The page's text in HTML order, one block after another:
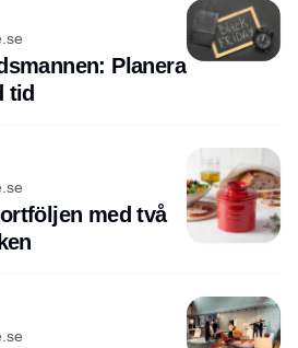
Planera
tid
med två